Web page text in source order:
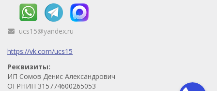
ucs15@yandex.ru
https://vk.com/ucs15
Реквизиты:
ИП Сомов Денис Александрович
ОГРНИП 315774600265053